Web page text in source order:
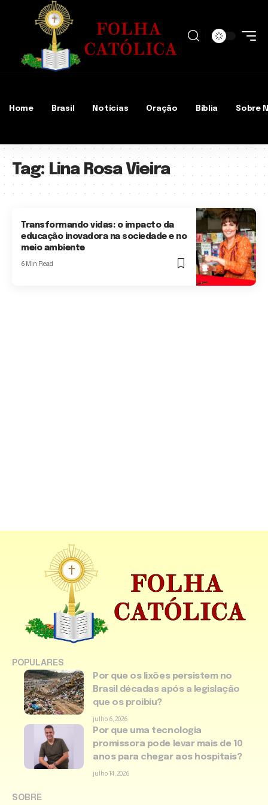
Home Brasil Notícias Oração Bíblia Sobre
Tag: Lina Rosa Vieira
Transformando vidas: o impacto da
educação inovadora na sociedade e no
meio ambiente
6 Min Read
POPULARES
Por que os lixões persistem no
Brasil décadas após a legislação
que os proibiu?
julho 6, 2026
Por que uma tecnologia
promissora pode levar mais de 10
anos para chegar aos hospitais?
julho 14, 2026
SOBRE